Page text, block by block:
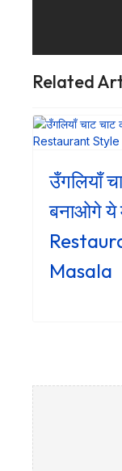
Related
उँगलियाँ
बनाओगे ये
Masala